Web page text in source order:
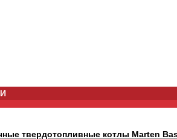
твердотопливные котлы Marten